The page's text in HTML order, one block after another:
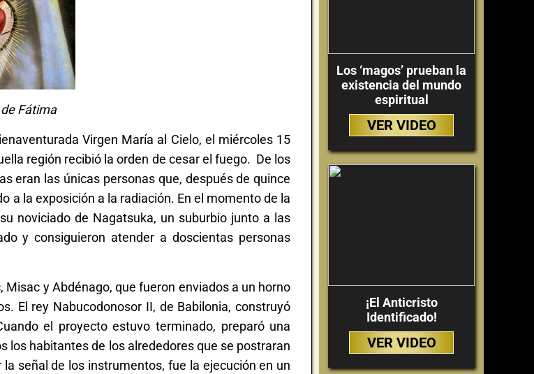
Fátima
Virgen María al Cielo, el miércoles 15
región recibió la orden de cesar el fuego. De los
eran las únicas personas que, después de quince
a la exposición a la radiación. En el momento de la
noviciado de Nagatsuka, un suburbio junto a las
y consiguieron atender a doscientas personas
y Abdénago, que fueron enviados a un horno
El rey Nabucodonosor II, de Babilonia, construyó
el proyecto estuvo terminado, preparó una
los habitantes de los alrededores que se postraran
señal de los instrumentos, fue la ejecución en un
Los ‘magos’ prueban la
existencia del mundo
espiritual
VER VIDEO
¡El Anticristo
Identificado!
VER VIDEO